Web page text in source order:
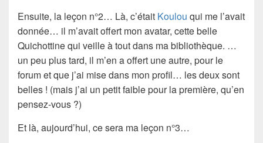
Ensuite, la leçon n°2… Là, c’était Koulou qui me l’avait
donnée… il m’avait offert mon avatar, cette belle
Quichottinequi veille à tout dans ma bibliothèque. …
un peu plus tard, il m’en a offert une autre, pour le
forum et que j’ai mise dans mon profil… les deux sont
belles ! (mais j’ai un petit faible pour la première, qu’en
pensez-vous ?)
Et là, aujourd’hui, ce sera ma leçon n°3…